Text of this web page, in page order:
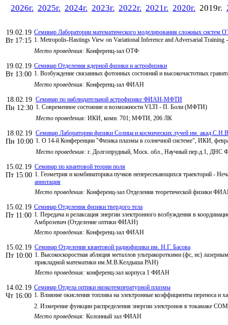
2026г. 2025г. 2024г. 2023г. 2022г. 2021г. 2020г. 2019г.
19.02.19
Вт 17:15
Семинар Лаборатории математического моделирования сложных систем
1. Metropolis-Hastings View on Variational Inference and Adversarial
Место проведения: Конференц-зал ОТФ
19.02.19
Вт 13:00
Семинар Отделения ядерной физики и астрофизики
1. Возбуждение связанных фотонных состояний и высокочастотных
Место проведения: Конференц-зал ФИАН
18.02.19
Пн 12:30
Семинар по наблюдательной астрофизике ФИАН-МФТИ
1. Современное состояние и возможности VLTI - П. Боли (МФТИ)
Место проведения: ИКИ, комн. 701; МФТИ, 206 ЛК
18.02.19
Пн 10:00
Семинар Лаборатории физики Солнца и космических лучей им.
1. О 14-й Конференции "Физика плазмы в солнечной системе", ИКИ,
Место проведения: г. Долгопрудный, Моск. обл., Научный пер.д.1,
15.02.19
Пт 15:00
Семинар по квантовой теории поля
1. Геометрия и комбинаторика пучков непересекающихся траекторий -
аннотация
Место проведения: Конференц-зал Отделения теоретической физики
15.02.19
Пт 11:00
Семинар Отделения физики твердого тела
1. Передача и релаксация энергии электронного возбуждения в
Амброзевич (Отделение оптики ФИАН)
Место проведения: Конференц-зал ФИАН
15.02.19
Пт 10:00
Семинар Отделения квантовой радиофизики им. Н.Г. Басова
1. Высокоскоростная абляция металлов ультракороткими (фс, нс)
прикладной математики им.М.В.Келдыша РАН)
Место проведения: конференц-зал корпуса 1 ФИАН
14.02.19
Чт 16:00
Семинар Отдела оптики низкотемпературной плазмы
1. Влияние окисления топлива на электронные коэффициенты переноса и
2. Измерение функции распределения энергии электронов в токамаке
Место проведения: Колонный зал ФИАН